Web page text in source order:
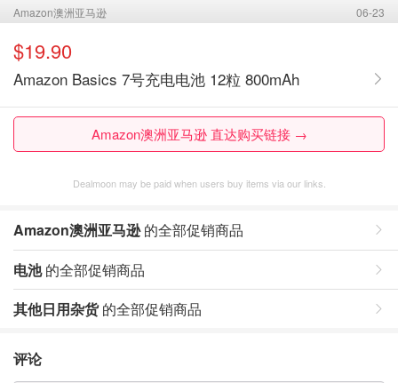
Amazon澳洲亚马逊 06-23
$19.90
Amazon Basics 7号充电电池 12粒 800mAh
Amazon澳洲亚马逊 直达购买链接 →
Dealmoon may be paid when users buy items via our links.
Amazon澳洲亚马逊的全部促销商品
电池的全部促销商品
其他日用杂货的全部促销商品
评论